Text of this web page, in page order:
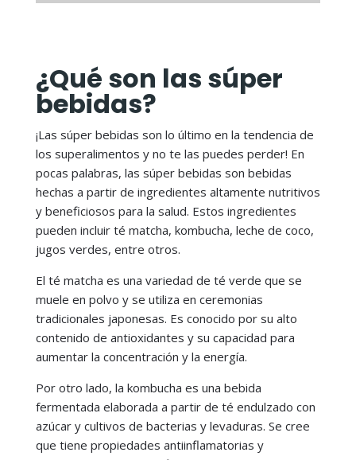
¿Qué son las súper
bebidas?
¡Las súper bebidas son lo último en la tendencia de
los superalimentos y no te las puedes perder! En
pocas palabras, las súper bebidas son bebidas
hechas a partir de ingredientes altamente nutritivos
y beneficiosos para la salud. Estos ingredientes
pueden incluir té matcha, kombucha, leche de coco,
jugos verdes, entre otros.
El té matcha es una variedad de té verde que se
muele en polvo y se utiliza en ceremonias
tradicionales japonesas. Es conocido por su alto
contenido de antioxidantes y su capacidad para
aumentar la concentración y la energía.
Por otro lado, la kombucha es una bebida
fermentada elaborada a partir de té endulzado con
azúcar y cultivos de bacterias y levaduras. Se cree
que tiene propiedades antiinflamatorias y